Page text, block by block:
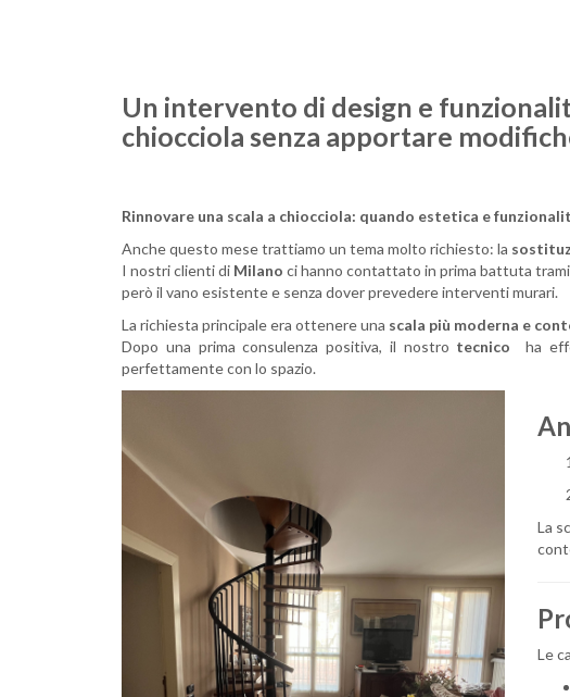
Un intervento di design e
chiocciola senza apportare
Rinnovare una scala a chiocciola: quando estetica e
Anche questo mese trattiamo un tema molto richiesto: la
I nostri clienti di Milano ci hanno contattato in prima battuta
però il vano esistente e senza dover prevedere interventi murari.
La richiesta principale era ottenere una scala più moderna e
Dopo una prima consulenza positiva, il nostro tecnico
ha
perfettamente con lo spazio.
La
Le